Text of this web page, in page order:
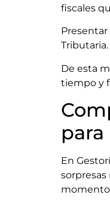
fiscales
De esta
tiempo y
En